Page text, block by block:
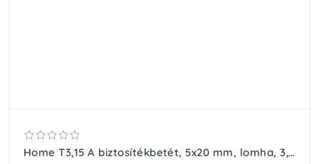
Home T3,15 A biztosítékbetét, 5x20 mm, lomha, 3,15 A